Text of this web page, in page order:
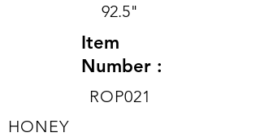
92.5"
Item
Number :
ROP021
HONEY